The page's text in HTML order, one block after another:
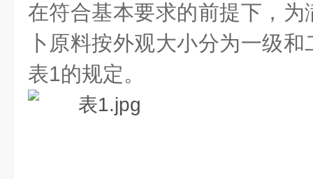
在符合基本要求的前提下，
卜原料按外观大小分为一级
表1的规定。